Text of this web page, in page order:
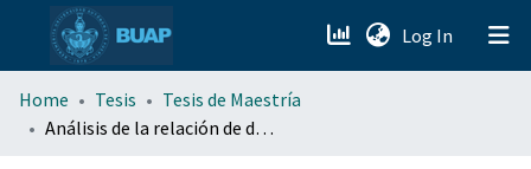
Log In (current)
menu.section.about_menu
Home Tesis
Tesis de Maestría
Análisis de la relación de docentes y alumnos con el mundo virtual en la licenciatura de frances de la BUAP con el fin de generar una propuesta de habilitación para su uso educativo